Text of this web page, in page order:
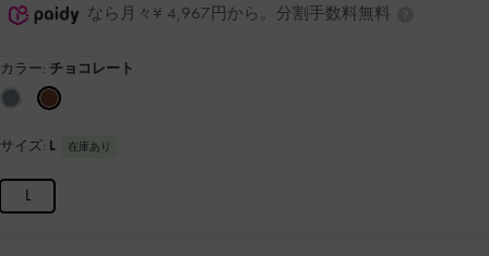
なら月々¥ 4,967円から。分割手数料無料
カラー: チョコレート
サイズ: L 在庫あり
L